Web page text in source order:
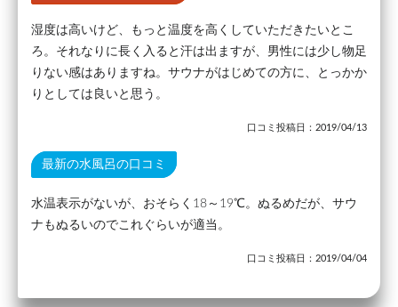
湿度は高いけど、もっと温度を高くしていただきたいとこ
ろ。それなりに長く入ると汗は出ますが、男性には少し物足
りない感はありますね。サウナがはじめての方に、とっかか
りとしては良いと思う。
口コミ投稿日：2019/04/13
最新の水風呂の口コミ
水温表示がないが、おそらく18～19℃。ぬるめだが、サウ
ナもぬるいのでこれぐらいが適当。
口コミ投稿日：2019/04/04